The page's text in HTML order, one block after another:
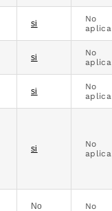
si
No
aplica
si
No
aplica
si
No
aplica
si
No
aplica
No
No